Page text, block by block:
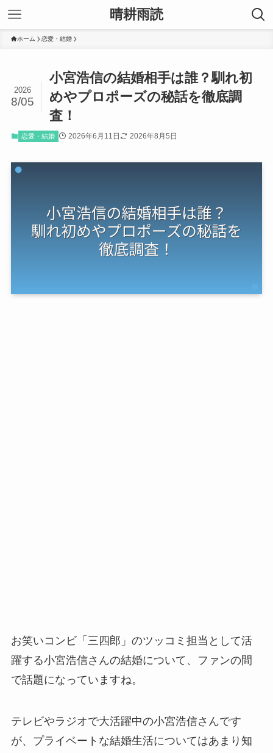
晴耕雨読
ホーム 恋愛・結婚
小宮浩信の結婚相手は誰？馴れ初
めやプロポーズの秘話を徹底調
査！
2026
8/05
恋愛・結婚 2026年6月11日 2026年8月5日
お笑いコンビ「三四郎」のツッコミ担当として活
躍する小宮浩信さんの結婚について、ファンの間
で話題になっていますね。
テレビやラジオで大活躍中の小宮浩信さんです
が、プライベートな結婚生活についてはあまり知